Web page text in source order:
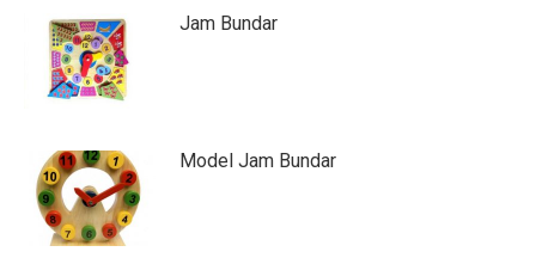
Jam Bundar
Model Jam Bundar